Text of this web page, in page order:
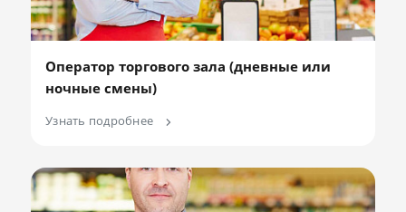
Оператор торгового зала (дневные или
ночные смены)
Узнать подробнее